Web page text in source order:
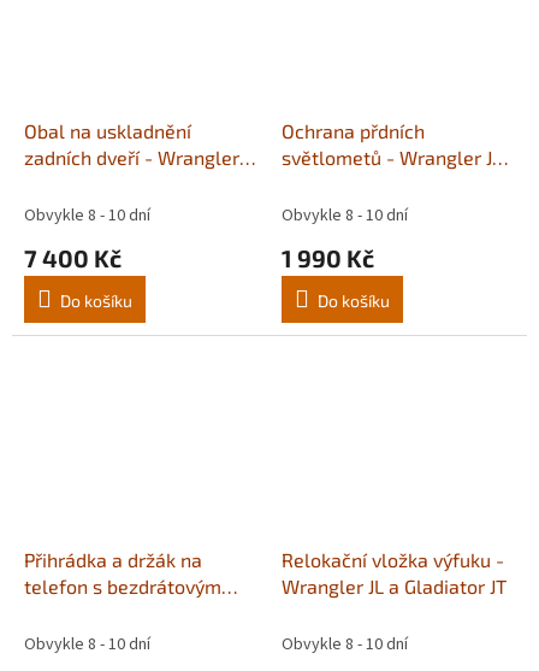
Obal na uskladnění
zadních dveří - Wrangler
Obvykle 8 - 10 dní
7 400 Kč
Do košíku
Ochrana přdních
světlometů - Wrangler JK
Obvykle 8 - 10 dní
1 990 Kč
Do košíku
Přihrádka a držák na
telefon s bezdrátovým
Obvykle 8 - 10 dní
Relokační vložka výfuku -
Wrangler JL a Gladiator JT
Obvykle 8 - 10 dní